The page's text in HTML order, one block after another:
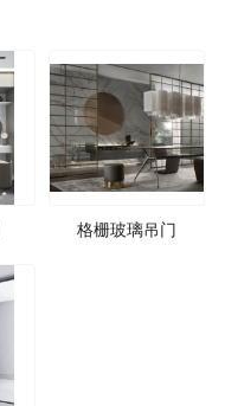
格栅玻璃吊门